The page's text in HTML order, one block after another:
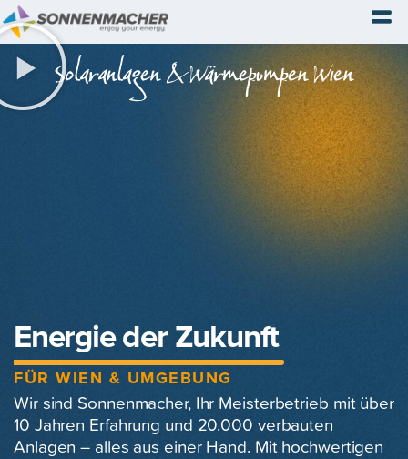
Energie der Zukunft
FÜR WIEN & UMGEBUNG
Wir sind Sonnenmacher, Ihr Meisterbetrieb mit über
10 Jahren Erfahrung und 20.000 verbauten
Anlagen – alles aus einer Hand. Mit hochwertigen
Solaranlagen & Wärmepumpen Wien